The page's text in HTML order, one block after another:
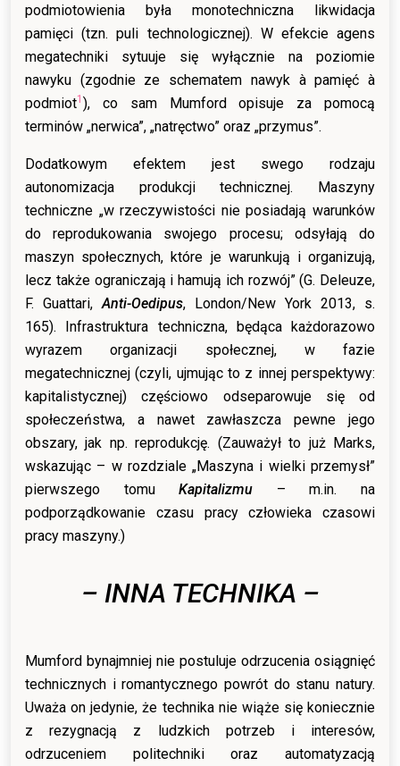
podmiotowienia była monotechniczna likwidacja
pamięci (tzn. puli technologicznej). W efekcie agens
megatechniki sytuuje się wyłącznie na poziomie
nawyku (zgodnie ze schematem nawyk à pamięć à
podmiot1 ), co sam Mumford opisuje za pomocą
terminów „nerwica”, „natręctwo” oraz „przymus”.
Dodatkowym efektem jest swego rodzaju
autonomizacja produkcji technicznej. Maszyny
techniczne „w rzeczywistości nie posiadają warunków
do reprodukowania swojego procesu; odsyłają do
maszyn społecznych, które je warunkują i organizują,
lecz także ograniczają i hamują ich rozwój” (G. Deleuze,
F. Guattari,Anti-Oedipus, London/New York 2013, s.
165). Infrastruktura techniczna, będąca każdorazowo
wyrazem organizacji społecznej, w fazie
megatechnicznej (czyli, ujmując to z innej perspektywy:
kapitalistycznej) częściowo odseparowuje się od
społeczeństwa, a nawet zawłaszcza pewne jego
obszary, jak np. reprodukcję. (Zauważył to już Marks,
wskazując – w rozdziale „Maszyna i wielki przemysł”
pierwszego tomuKapitalizmu – m.in. na
podporządkowanie czasu pracy człowieka czasowi
pracy maszyny.)
– INNA TECHNIKA –
Mumford bynajmniej nie postuluje odrzucenia osiągnięć
technicznych i romantycznego powrót do stanu natury.
Uważa on jedynie, że technika nie wiąże się koniecznie
z rezygnacją z ludzkich potrzeb i interesów,
odrzuceniem politechniki oraz automatyzacją